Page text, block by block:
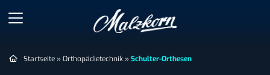
Startseite»Orthopädietechnik»Schulter-Orthesen